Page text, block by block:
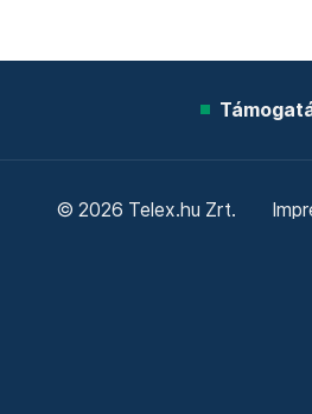
© 2026 Telex.hu Zrt.